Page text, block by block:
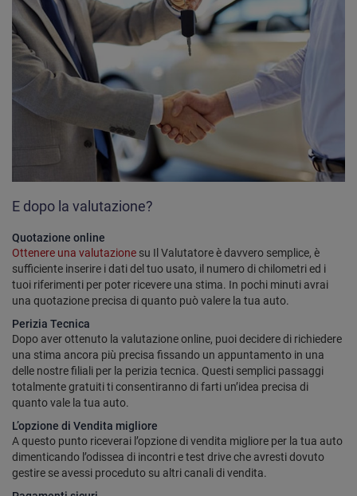
E dopo la valutazione?
Quotazione online
Ottenere una valutazione su Il Valutatore è davvero semplice, è
sufficiente inserire i dati del tuo usato, il numero di chilometri ed i
tuoi riferimenti per poter ricevere una stima. In pochi minuti avrai
una quotazione precisa di quanto può valere la tua auto.
Perizia Tecnica
Dopo aver ottenuto la valutazione online, puoi decidere di richiedere
una stima ancora più precisa fissando un appuntamento in una
delle nostre filiali per la perizia tecnica. Questi semplici passaggi
totalmente gratuiti ti consentiranno di farti un’idea precisa di
quanto vale la tua auto.
L’opzione di Vendita migliore
A questo punto riceverai l’opzione di vendita migliore per la tua auto
dimenticando l’odissea di incontri e test drive che avresti dovuto
gestire se avessi proceduto su altri canali di vendita.